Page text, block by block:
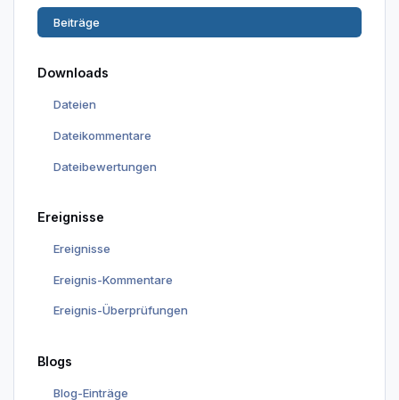
Beiträge
Downloads
Dateien
Dateikommentare
Dateibewertungen
Ereignisse
Ereignisse
Ereignis-Kommentare
Ereignis-Überprüfungen
Blogs
Blog-Einträge